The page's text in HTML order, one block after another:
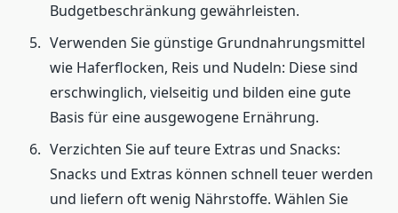
Budgetbeschränkung gewährleisten.
Verwenden Sie günstige Grundnahrungsmittel
wie Haferflocken, Reis und Nudeln: Diese sind
erschwinglich, vielseitig und bilden eine gute
Basis für eine ausgewogene Ernährung.
Verzichten Sie auf teure Extras und Snacks:
Snacks und Extras können schnell teuer werden
und liefern oft wenig Nährstoffe. Wählen Sie